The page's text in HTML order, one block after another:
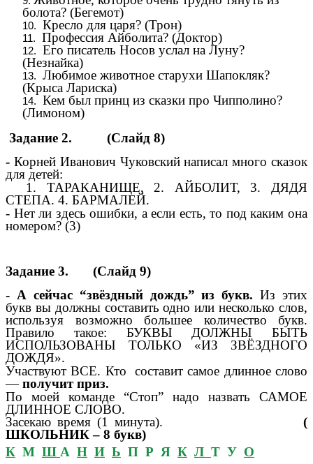
болота? (Бегемот)
Кресло для царя? (Трон)
Профессия Айболита? (Доктор)
Его писатель Носов услал на Луну?
(Незнайка)
Любимое животное старухи Шапокляк?
(Крыса Лариска)
Кем был принц из сказки про Чипполино?
(Лимоном)
Задание 2.
(Слайд 8)
- Корней Иванович Чуковский написал много сказок
для детей:
1. ТАРАКАНИЩЕ, 2. АЙБОЛИТ, 3. ДЯДЯ
СТЕПА. 4. БАРМАЛЕЙ.
- Нет ли здесь ошибки, а если есть, то под каким она
номером? (3)
Задание 3. (Слайд 9)
- А сейчас “звёздный дождь” из букв. Из этих
букв вы должны составить одно или несколько слов,
используя возможно большее количество букв.
Правило такое: БУКВЫ ДОЛЖНЫ БЫТЬ
ИСПОЛЬЗОВАНЫ ТОЛЬКО «ИЗ ЗВЁЗДНОГО
ДОЖДЯ».
Участвуют ВСЕ. Кто составит самое длинное слово
—получит приз.
По моей команде “Стоп” надо назвать САМОЕ
ДЛИННОЕ СЛОВО.
Засекаю время (1 минута). (
ШКОЛЬНИК – 8 букв)
К М Ш А Н И Ь П Р Я К Л Т У О